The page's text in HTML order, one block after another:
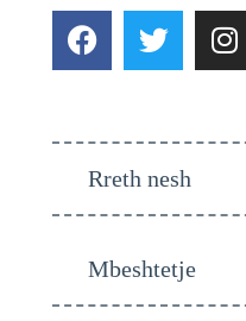
Rreth nesh
Mbeshtetje